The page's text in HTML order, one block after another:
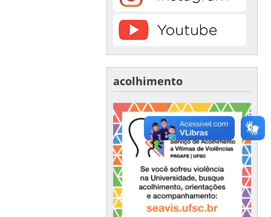
acolhimento